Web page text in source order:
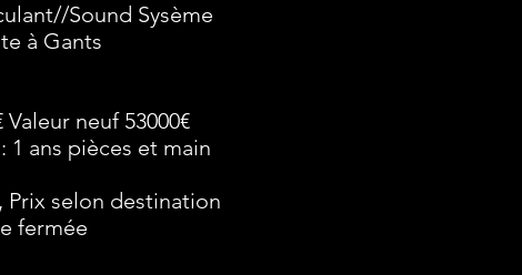
Sound Sysème
à Gants
Valeur neuf 53000€
1 ans pièces et main
Prix selon destination
fermée